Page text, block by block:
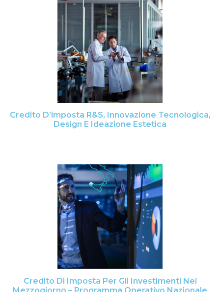
Credito D’imposta R&S, Innovazione Tecnologica,
Design E Ideazione Estetica
Credito Di Imposta Per Gli Investimenti Nel